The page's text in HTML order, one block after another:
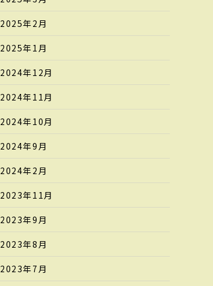
2025年2月
2025年1月
2024年12月
2024年11月
2024年10月
2024年9月
2024年2月
2023年11月
2023年9月
2023年8月
2023年7月